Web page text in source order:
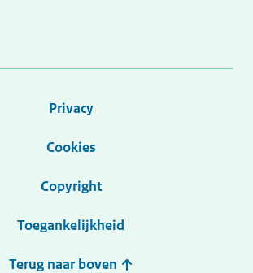
Privacy
Cookies
Copyright
Toegankelijkheid
Terug naar boven